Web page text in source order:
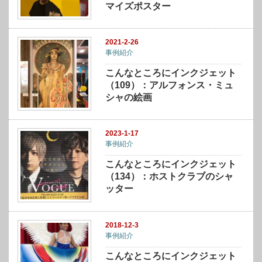
マイズポスター
2021-2-26
事例紹介
こんなところにインクジェット
（109）：アルフォンス・ミュ
シャの絵画
2023-1-17
事例紹介
こんなところにインクジェット
（134）：ホストクラブのシャ
ッター
2018-12-3
事例紹介
こんなところにインクジェット